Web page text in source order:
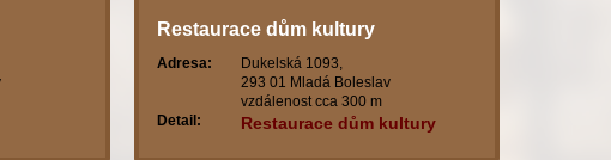
Restaurace dům kultury
Adresa:
Dukelská 1093,
293 01 Mladá Boleslav
vzdálenost cca 300 m
Detail:
Restaurace dům kultury